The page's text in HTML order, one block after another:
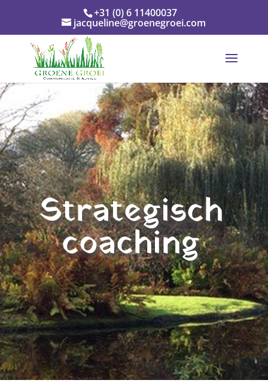
+31 (0) 6 11400037
jacqueline@groenegroei.com
Strategisch
coaching